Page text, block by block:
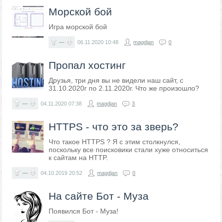
Морской бой
Игра морской бой
— 06.11.2020 10:48 magdjan 0
Пропал хостинг
​Друзья, три дня вы не видели наш сайт, с
31.10.2020г по 2.11.2020г. Что же произошло?
— 04.11.202007:38 magdjan 3
HTTPS - что это за зверь?
Что такое HTTPS ? Я с этим столкнулся,
поскольку все поисковики стали хуже относиться
к сайтам на HTTP.
— 04.10.201920:52 magdjan 0
На сайте Бот - Муза
Появился Бот - Муза!